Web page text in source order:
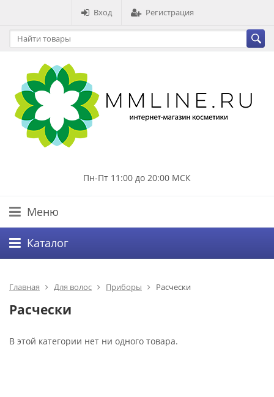
Вход Регистрация
Пн-Пт 11:00 до 20:00 МСК
Меню
Каталог
Главная Для волос Приборы Расчески
Расчески
В этой категории нет ни одного товара.